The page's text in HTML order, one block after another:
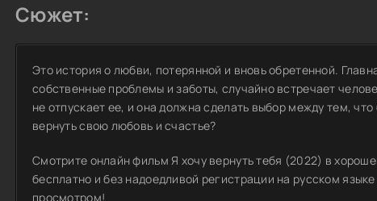
Сюжет:
Это история о любви, потерянной и вновь обретенной.
собственные проблемы и заботы, случайно встречает
не отпускает ее, и она должна сделать выбор между тем,
вернуть свою любовь и счастье?
Смотрите онлайн фильм Я хочу вернуть тебя (2022) в
бесплатно и без надоедливой регистрации на русском
просмотром!